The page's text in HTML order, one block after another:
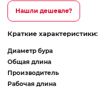
Нашли дешевле?
Краткие характеристики:
Диаметр бура
Общая длина
Производитель
Рабочая длина